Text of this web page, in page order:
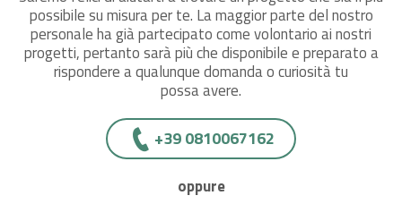
possibile su misura per te. La maggior parte del nostro
personale ha già partecipato come volontario ai nostri
progetti, pertanto sarà più che disponibile e preparato a
rispondere a qualunque domanda o curiosità tu
possa avere.
+39 0810067162
oppure